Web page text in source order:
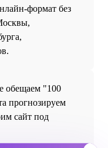
формат без
обещаем "100
прогнозируем
сайт под